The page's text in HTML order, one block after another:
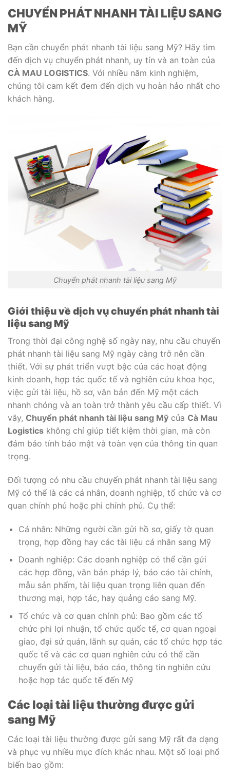
CHUYỂN PHÁT NHANH TÀI LIỆU SANG
MỸ
Bạn cần chuyển phát nhanh tài liệu sang Mỹ? Hãy tìm
đến dịch vụ chuyển phát nhanh, uy tín và an toàn của
CÀ MAU LOGISTICS. Với nhiều năm kinh nghiệm,
chúng tôi cam kết đem đến dịch vụ hoàn hảo nhất cho
khách hàng.
Chuyển phát nhanh tài liệu sang Mỹ
Giới thiệu về dịch vụ chuyển phát nhanh tài
liệu sang Mỹ
Trong thời đại công nghệ số ngày nay, nhu cầu chuyển
phát nhanh tài liệu sang Mỹ ngày càng trở nên cần
thiết. Với sự phát triển vượt bậc của các hoạt động
kinh doanh, hợp tác quốc tế và nghiên cứu khoa học,
việc gửi tài liệu, hồ sơ, văn bản đến Mỹ một cách
nhanh chóng và an toàn trở thành yêu cầu cấp thiết. Vì
vây, Chuyển phát nhanh tài liệu sang Mỹ của Cà Mau
Logistics không chỉ giúp tiết kiệm thời gian, mà còn
đảm bảo tính bảo mật và toàn vẹn của thông tin quan
trọng.
Đối tượng có nhu cầu chuyển phát nhanh tài liệu sang
Mỹ có thể là các cá nhân, doanh nghiệp, tổ chức và cơ
quan chính phủ hoặc phi chính phủ. Cụ thể:
Cá nhân: Những người cần gửi hồ sơ, giấy tờ quan
trọng, hợp đồng hay các tài liệu cá nhân sang Mỹ
Doanh nghiệp: Các doanh nghiệp có thể cần gửi
các hợp đồng, văn bản pháp lý, báo cáo tài chính,
mẫu sản phẩm, tài liệu quan trọng liên quan đến
thương mại, hợp tác, hay quảng cáo sang Mỹ.
Tổ chức và cơ quan chính phủ: Bao gồm các tổ
chức phi lợi nhuận, tổ chức quốc tế, cơ quan ngoại
giao, đại sứ quán, lãnh sự quán, các tổ chức hợp tác
quốc tế và các cơ quan nghiên cứu có thể cần
chuyển gửi tài liệu, báo cáo, thông tin nghiên cứu
hoặc hợp tác quốc tế đến Mỹ
Các loại tài liệu thường được gửi
sang Mỹ
Các loại tài liệu thường được gửi sang Mỹ rất đa dạng
và phục vụ nhiều mục đích khác nhau. Một số loại phổ
biến bao gồm: